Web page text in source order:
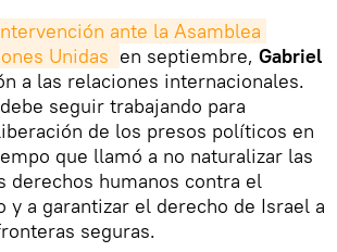
ante la Asamblea
Unidas en septiembre, Gabriel
a las relaciones internacionales.
seguir trabajando para
de los presos políticos en
que llamó a no naturalizar las
derechos humanos contra el
y a garantizar el derecho de Israel a
seguras.